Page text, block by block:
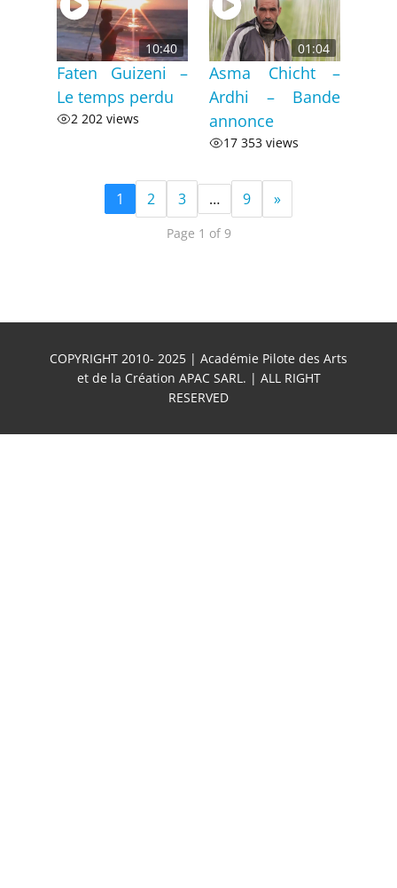
10:40
Faten Guizeni –
Le temps perdu
2 202 views
01:04
Asma Chicht –
Ardhi – Bande
annonce
17 353 views
1 2 3 … 9 »
Page 1 of 9
COPYRIGHT 2010- 2025 | Académie Pilote des Arts
et de la Création APAC SARL. | ALL RIGHT
RESERVED